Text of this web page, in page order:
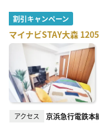
割引キャンペーン
マイナビSTAY大森
アクセス 京浜急行電鉄本